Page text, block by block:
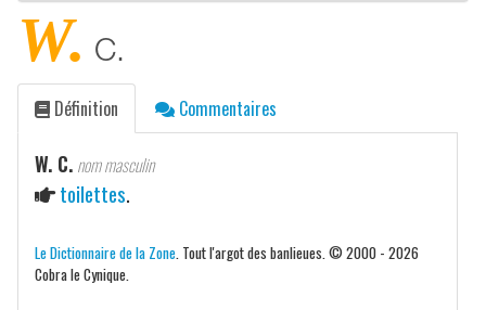
W. C.
Définition Commentaires
W. C. nom masculin
toilettes.
Le Dictionnaire de la Zone . Tout l'argot des banlieues. © 2000 - 2026
Cobra le Cynique.